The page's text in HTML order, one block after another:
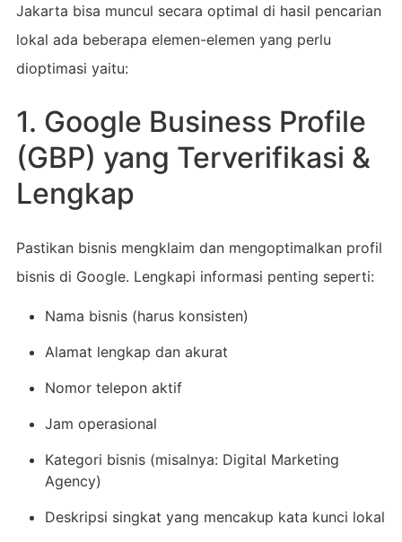
Jakarta bisa muncul secara optimal di hasil pencarian
lokal ada beberapa elemen-elemen yang perlu
dioptimasi yaitu:
1. Google Business Profile
(GBP) yang Terverifikasi &
Lengkap
Pastikan bisnis mengklaim dan mengoptimalkan profil
bisnis di Google. Lengkapi informasi penting seperti:
Nama bisnis (harus konsisten)
Alamat lengkap dan akurat
Nomor telepon aktif
Jam operasional
Kategori bisnis (misalnya: Digital Marketing
Agency)
Deskripsi singkat yang mencakup kata kunci lokal